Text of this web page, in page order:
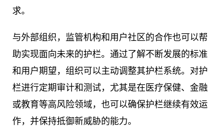
求。
与外部组织，监管机构和用户社区的合作也可以帮
助实现面向未来的护栏。通过了解不断发展的标准
和用户期望，组织可以主动调整其护栏系统。对护
栏进行定期审计和测试，尤其是在医疗保健、金融
或教育等高风险领域，也可以确保护栏继续有效运
作，并保持抵御新威胁的能力。